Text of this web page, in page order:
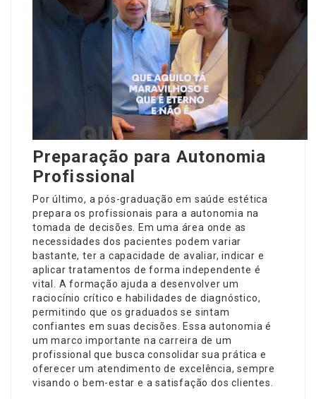
Preparação para Autonomia
Profissional
Por último, a pós-graduação em saúde estética
prepara os profissionais para a autonomia na
tomada de decisões. Em uma área onde as
necessidades dos pacientes podem variar
bastante, ter a capacidade de avaliar, indicar e
aplicar tratamentos de forma independente é
vital. A formação ajuda a desenvolver um
raciocínio crítico e habilidades de diagnóstico,
permitindo que os graduados se sintam
confiantes em suas decisões. Essa autonomia é
um marco importante na carreira de um
profissional que busca consolidar sua prática e
oferecer um atendimento de excelência, sempre
visando o bem-estar e a satisfação dos clientes.